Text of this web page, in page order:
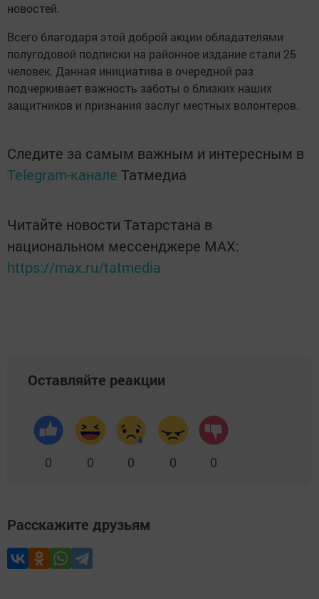
новостей.
Всего благодаря этой доброй акции обладателями
полугодовой подписки на районное издание стали 25
человек. Данная инициатива в очередной раз
подчеркивает важность заботы о близких наших
защитников и признания заслуг местных волонтеров.
Следите за самым важным и интересным в
Telegram-канале Татмедиа
Читайте новости Татарстана в
национальном мессенджере MАХ:
https://max.ru/tatmedia
Оставляйте реакции
0 0 0 0 0
Расскажите друзьям